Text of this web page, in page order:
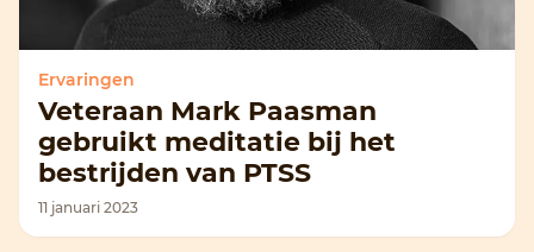
Ervaringen
Veteraan Mark Paasman
gebruikt meditatie bij het
bestrijden van PTSS
11 januari 2023